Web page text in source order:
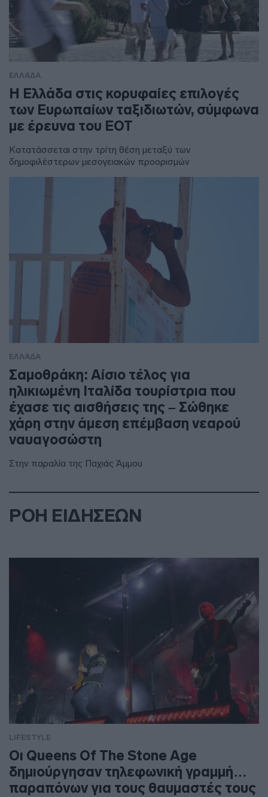
ΕΛΛΑΔΑ
Η Ελλάδα στις κορυφαίες επιλογές
των Ευρωπαίων ταξιδιωτών, σύμφωνα
με έρευνα του ΕΟΤ
Κατατάσσεται στην τρίτη θέση μεταξύ των
δημοφιλέστερων μεσογειακών προορισμών
ΕΛΛΑΔΑ
Σαμοθράκη: Αίσιο τέλος για
ηλικιωμένη Ιταλίδα τουρίστρια που
έχασε τις αισθήσεις της – Σώθηκε
χάρη στην άμεση επέμβαση νεαρού
ναυαγοσώστη
Στην παραλία της Παχιάς Άμμου
ΡΟΗ ΕΙΔΗΣΕΩΝ
LIFESTYLE
Οι Queens Of The Stone Age
δημιούργησαν τηλεφωνική γραμμή…
παραπόνων για τους θαυμαστές τους